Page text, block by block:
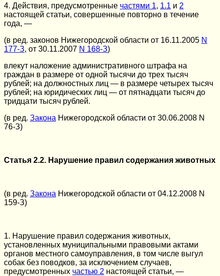
4. Действия, предусмотренные частями 1, 1.1 и 2
настоящей статьи, совершенные повторно в течение
года, —
(в ред. законов Нижегородской области от 16.11.2005 N
177-З, от 30.11.2007 N 168-З)
влекут наложение административного штрафа на
граждан в размере от одной тысячи до трех тысяч
рублей; на должностных лиц — в размере четырех тысяч
рублей; на юридических лиц — от пятнадцати тысяч до
тридцати тысяч рублей.
(в ред. Закона Нижегородской области от 30.06.2008 N
76-З)
Статья 2.2. Нарушение правил содержания животных
(в ред. Закона Нижегородской области от 04.12.2008 N
159-З)
1. Нарушение правил содержания животных,
установленных муниципальными правовыми актами
органов местного самоуправления, в том числе выгул
собак без поводков, за исключением случаев,
предусмотренных частью 2 настоящей статьи, —